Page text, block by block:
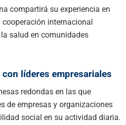
compartirá su experiencia en
internacional
salud en comunidades
líderes empresariales
redondas en las que
de empresas y organizaciones
social en su actividad diaria.